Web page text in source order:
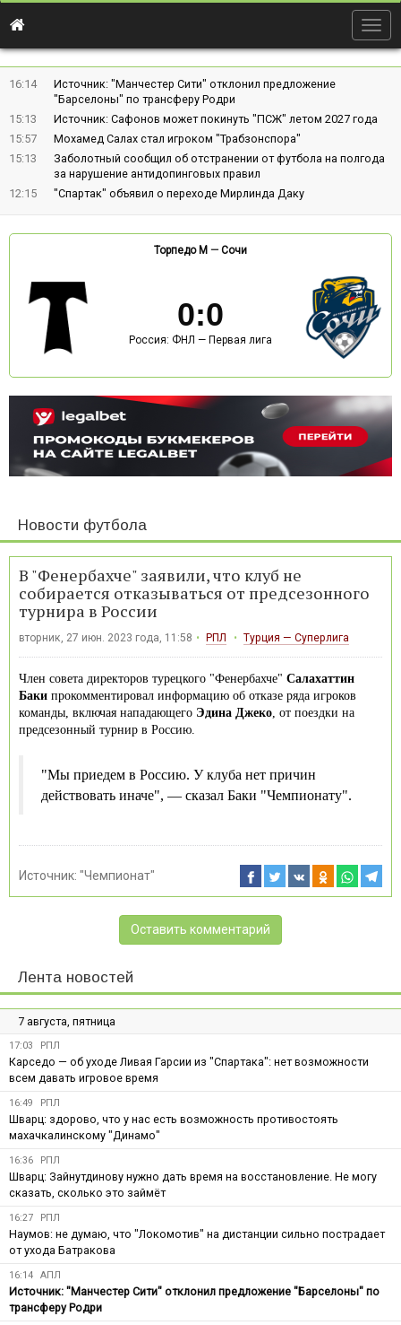
16:14
Источник: "Манчестер Сити" отклонил предложение
"Барселоны" по трансферу Родри
15:13
Источник: Сафонов может покинуть "ПСЖ" летом 2027 года
15:57
Мохамед Салах стал игроком "Трабзонспора"
15:13
Заболотный сообщил об отстранении от футбола на полгода
за нарушение антидопинговых правил
12:15
"Спартак" объявил о переходе Мирлинда Даку
Торпедо М — Сочи
0:0
Россия: ФНЛ — Первая лига
Новости футбола
В "Фенербахче" заявили, что клуб не
собирается отказываться от предсезонного
турнира в России
вторник, 27 июн. 2023 года, 11:58 РПЛ Турция — Суперлига
Член совета директоров турецкого "Фенербахче" Салахаттин
Баки прокомментировал информацию об отказе ряда игроков
команды, включая нападающего Эдина Джеко , от поездки на
предсезонный турнир в Россию.
"Мы приедем в Россию. У клуба нет причин
действовать иначе", — сказал Баки "Чемпионату".
Источник: "Чемпионат"
Оставить комментарий
Лента новостей
7 августа, пятница
17:03 РПЛ
Карседо — об уходе Ливая Гарсии из "Спартака": нет возможности
всем давать игровое время
16:49 РПЛ
Шварц: здорово, что у нас есть возможность противостоять
махачкалинскому "Динамо"
16:36 РПЛ
Шварц: Зайнутдинову нужно дать время на восстановление. Не могу
сказать, сколько это займёт
16:27 РПЛ
Наумов: не думаю, что "Локомотив" на дистанции сильно пострадает
от ухода Батракова
16:14 АПЛ
Источник: "Манчестер Сити" отклонил предложение "Барселоны" по
трансферу Родри